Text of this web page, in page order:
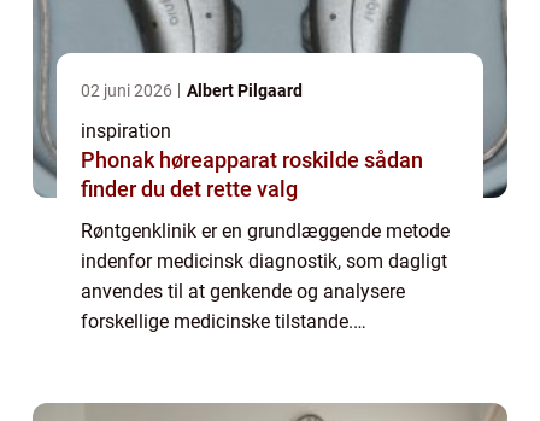
02 juni 2026 Albert Pilgaard
inspiration
Phonak høreapparat roskilde sådan
finder du det rette valg
Røntgenklinik er en grundlæggende metode
indenfor medicinsk diagnostik, som dagligt
anvendes til at genkende og analysere
forskellige medicinske tilstande.